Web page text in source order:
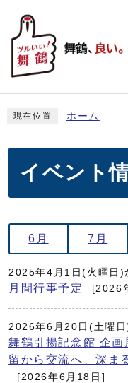
現在位置 ホーム
イベント
6月 7月
2025年4月1日(火曜日
月間行事予定 [2026
2026年6月20日(土曜
舞鶴引揚記念館 企
留から交流へ、深ま
[2026年6月18日]